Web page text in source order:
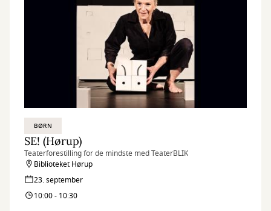
BØRN
SE! (Hørup)
Teaterforestilling for de mindste med TeaterBLIK
Biblioteket Hørup
23. september
10:00 - 10:30